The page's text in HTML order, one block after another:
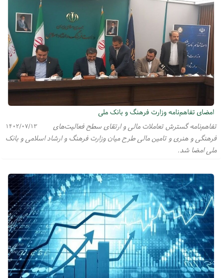
امضای تفاهم‌نامه وزارت فرهنگ و بانک ملی
۱۴۰۲/۰۷/۱۳
تفاهم‌نامه گسترش تعاملات مالی و ارتقای سطح فعالیت‌های
فرهنگی و هنری و تامین مالی طرح میان وزارت فرهنگ و ارشاد اسلامی و بانک
ملی امضا شد.